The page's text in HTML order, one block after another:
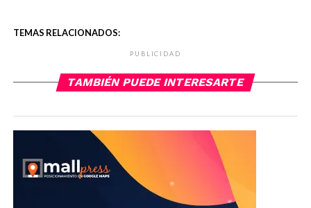
TEMAS RELACIONADOS:
PUBLICIDAD
TAMBIÉN PUEDE INTERESARTE